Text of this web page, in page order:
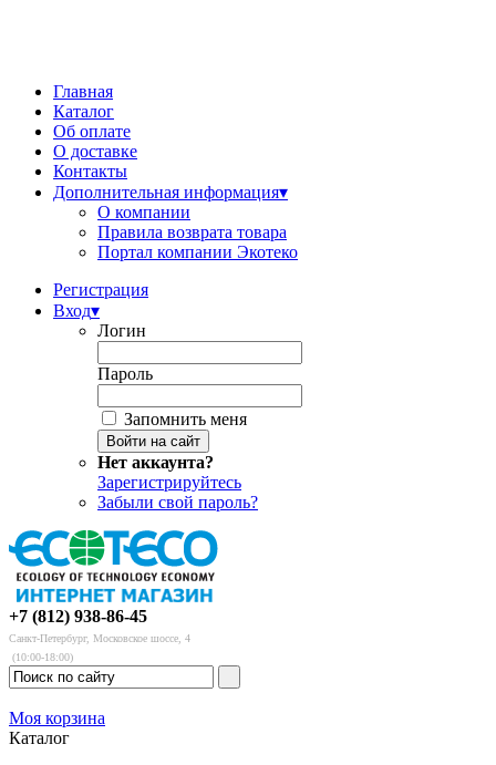
Главная
Каталог
Об оплате
О доставке
Контакты
Дополнительная информация▾
О компании
Правила возврата товара
Портал компании Экотеко
Регистрация
Вход▾
Логин
Пароль
Запомнить меня
Нет аккаунта?
Зарегистрируйтесь
Забыли свой пароль?
+7 (812) 938-86-45
Санкт-Петербург, Московское шоссе, 4
(10:00-18:00)
Моя корзина
Каталог